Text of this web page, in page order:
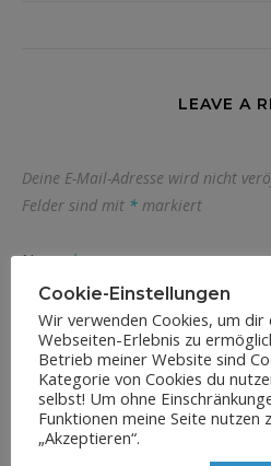
LEAVE A
Deine E-Mail-Adresse wird nicht
Felder sind mit * markiert
Name*
E-Mail-Adresse*
Cookie-Einstellungen
Wir verwenden Cookies, um dir
Webseiten-Erlebnis zu
Betrieb meiner Website sind
Kategorie von Cookies du
selbst! Um ohne
Funktionen meine Seite nutzen
„Akzeptieren“.